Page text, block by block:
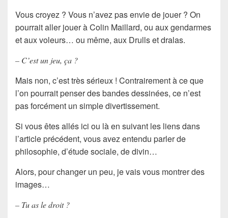
Vous croyez ? Vous n’avez pas envie de jouer ? On
pourrait aller jouer à Colin Maillard, ou aux gendarmes
et aux voleurs… ou même, aux Drulls et dralas.
– C’est un jeu, ça ?
Mais non, c’est très sérieux ! Contrairement à ce que
l’on pourrait penser des bandes dessinées, ce n’est
pas forcément un simple divertissement.
Si vous êtes allés ici ou là en suivant les liens dans
l’article précédent, vous avez entendu parler de
philosophie, d’étude sociale, de divin…
Alors, pour changer un peu, je vais vous montrer des
images…
– Tu as le droit ?